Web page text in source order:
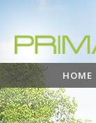
HOME